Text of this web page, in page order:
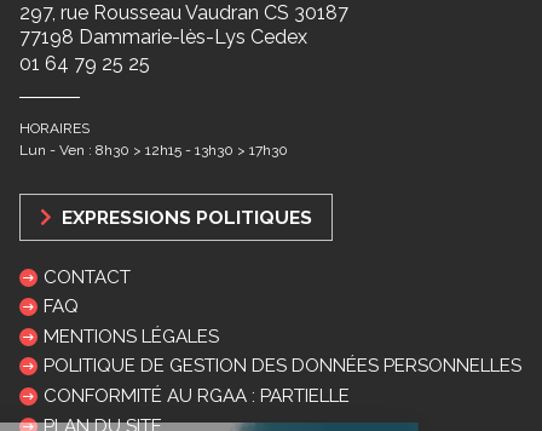
297, rue Rousseau Vaudran CS 30187
77198 Dammarie-lès-Lys Cedex
01 64 79 25 25
HORAIRES
Lun - Ven : 8h30 > 12h15 - 13h30 > 17h30
EXPRESSIONS POLITIQUES
CONTACT
FAQ
MENTIONS LÉGALES
POLITIQUE DE GESTION DES DONNÉES PERSONNELLES
CONFORMITÉ AU RGAA : PARTIELLE
PLAN DU SITE